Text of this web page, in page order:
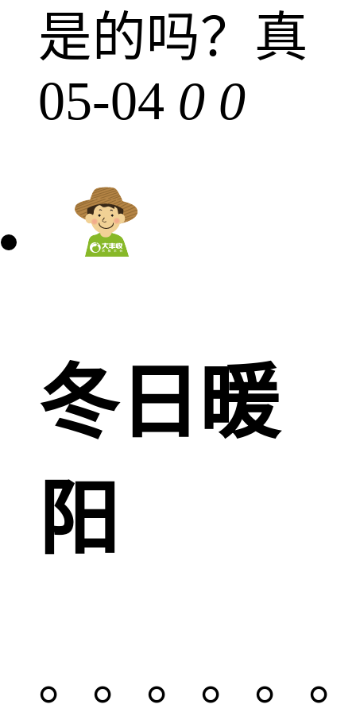
是的吗？真
05-04 0 0
冬日暖
阳
。。。。。